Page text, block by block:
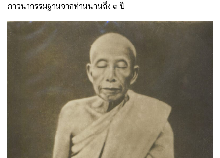
ภาวนากรรมฐานจากท่านนานถึง ๓ ปี